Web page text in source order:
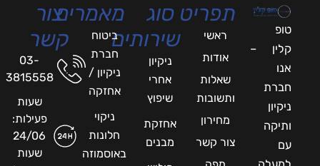
טופ
קלין –
אנו
חברת
ניקיון
ותיקה
עם
תפריט
ראשי
אודות
שאלות
ותשובות
מחירון
צור קשר
סוג
שירותים
ניקיון
אחרי
שיפוץ
אחזקת
מבנים
מאמרים
ביטוח
חברת
ניקיון /
אחזקה
ניקוי
חלונות
באוסמוזה
צור
קשר
03-
3815558
שעות
פעילות:
24/06
שעות